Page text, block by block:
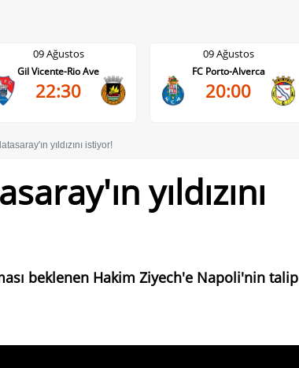
09 Ağustos
FC Porto-Alverca
20:00
09 Ağustos
St. Gallen-FC Luzern
17:30
yıldızını istiyor!
yıldızını
beklenen Hakim Ziyech'e Napoli'nin talip